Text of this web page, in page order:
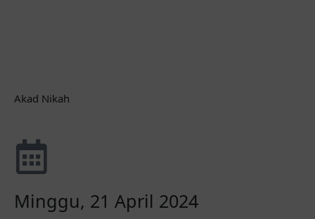
Akad Nikah
Minggu, 21 April 2024